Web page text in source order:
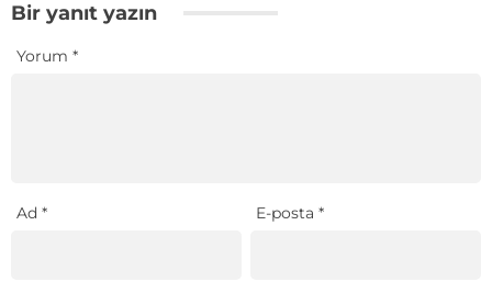
Bir yanıt yazın
Yorum *
Ad * E-posta*